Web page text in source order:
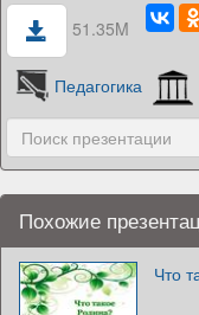
51.35M
Педагогика
Похожие
Что